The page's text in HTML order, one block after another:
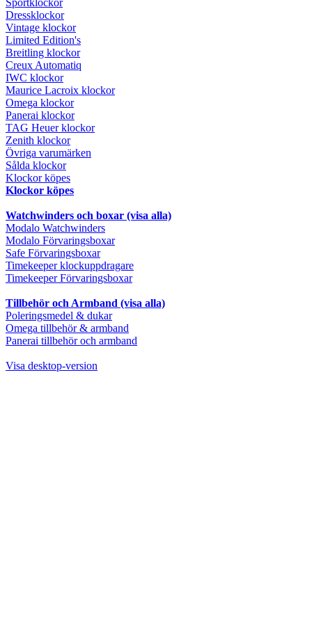
Dressklockor
Vintage klockor
Limited Edition's
Breitling klockor
Creux Automatiq
IWC klockor
Maurice Lacroix klockor
Omega klockor
Panerai klockor
TAG Heuer klockor
Zenith klockor
Övriga varumärken
Sålda klockor
Klockor köpes
Klockor köpes
Watchwinders och boxar (visa alla)
Modalo Watchwinders
Modalo Förvaringsboxar
Safe Förvaringsboxar
Timekeeper klockuppdragare
Timekeeper Förvaringsboxar
Tillbehör och Armband (visa alla)
Poleringsmedel & dukar
Omega tillbehör & armband
Panerai tillbehör och armband
Visa desktop-version